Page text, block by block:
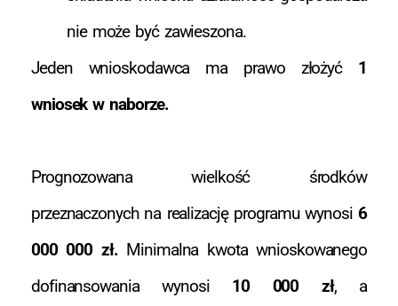
nie może być zawieszona.
Jeden wnioskodawca ma prawo złożyć 1
wniosek w naborze.
Prognozowana wielkość środków
przeznaczonych na realizację programu wynosi 6
000 000 zł.Minimalna kwota wnioskowanego
dofinansowania wynosi 10 000 zł, a